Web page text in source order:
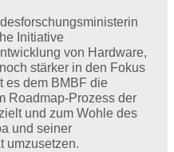
Initiative
von Hardware,
stärker in den Fokus
es dem BMBF die
Roadmap-Prozess der
und zum Wohle des
und seiner
umzusetzen.